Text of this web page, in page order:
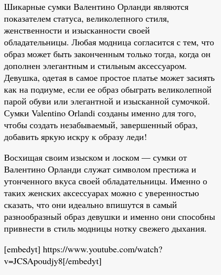
Шикарные сумки Валентино Орланди являются
показателем статуса, великолепного стиля,
женственности и изысканности своей
обладательницы. Любая модница согласится с тем, что
образ может быть законченным только тогда, когда он
дополнен элегантным и стильным аксессуаром.
Девушка, одетая в самое простое платье может засиять
как на подиуме, если ее образ обыграть великолепной
парой обуви или элегантной и изысканной сумочкой.
Сумки Valentino Orlandi созданы именно для того,
чтобы создать незабываемый, завершенный образ,
добавить яркую искру к образу леди!
Восхищая своим изыском и лоском — сумки от
Валентино Орланди служат символом престижа и
утонченного вкуса своей обладательницы. Именно о
таких женских аксессуарах можно с уверенностью
сказать, что они идеально впишутся в самый
разнообразный образ девушки и именно они способны
привнести в стиль модницы нотку свежего дыхания.
[embedyt] https://www.youtube.com/watch?
v=JCSApoudjy8[/embedyt]